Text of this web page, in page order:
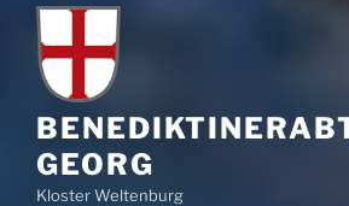
GEORG
Kloster Weltenburg